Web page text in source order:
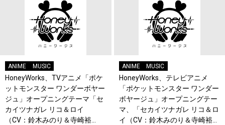
ANIME MUSIC
HoneyWorks、TVアニメ「ポケ
ットモンスター ワンダーボヤー
ジュ」オープニングテーマ「セ
カイツナガレ リコ＆ロイ
（CV：鈴木みのり＆寺崎裕
ANIME MUSIC
HoneyWorks、テレビアニメ
「ポケットモンスター ワンダー
ボヤージュ」オープニングテー
マ、「セカイツナガレ リコ＆ロ
イ（CV：鈴木みのり＆寺崎裕